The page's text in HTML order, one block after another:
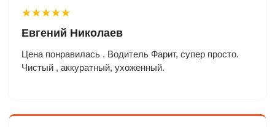
★★★★★
Евгений Николаев
Цена понравилась . Водитель Фарит, супер просто.
Чистый , аккуратный, ухоженный.